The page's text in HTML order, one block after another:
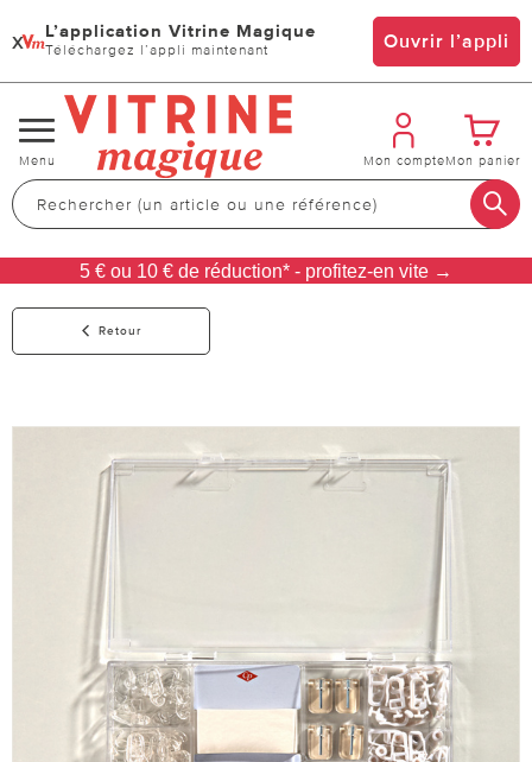
x L’application Vitrine Magique
Téléchargez l’appli maintenant Ouvrir l’appli
Changer
de
navigation
Menu Mon compteMon panier
5 € ou 10 € de réduction* - profitez-en vite →
Retour